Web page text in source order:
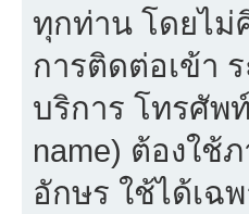
ทุกท่าน โดยไม่
การติดต่อเข้า
บริการ โทรศัพ
name) ต้องใช้
อักษร ใช้ได้เฉ